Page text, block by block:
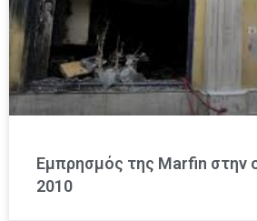
Εμπρησμός της Marfin στην
2010